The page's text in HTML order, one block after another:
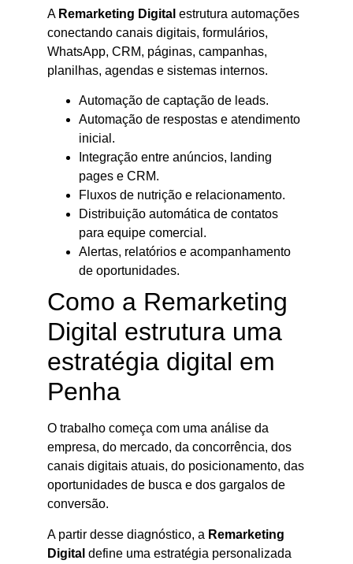
A Remarketing Digital estrutura automações
conectando canais digitais, formulários,
WhatsApp, CRM, páginas, campanhas,
planilhas, agendas e sistemas internos.
Automação de captação de leads.
Automação de respostas e atendimento
inicial.
Integração entre anúncios, landing
pages e CRM.
Fluxos de nutrição e relacionamento.
Distribuição automática de contatos
para equipe comercial.
Alertas, relatórios e acompanhamento
de oportunidades.
Como a Remarketing
Digital estrutura uma
estratégia digital em
Penha
O trabalho começa com uma análise da
empresa, do mercado, da concorrência, dos
canais digitais atuais, do posicionamento, das
oportunidades de busca e dos gargalos de
conversão.
A partir desse diagnóstico, a Remarketing
Digital define uma estratégia personalizada